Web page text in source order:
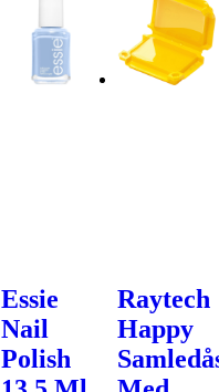
Essie
Nail
Polish
Raytech
Happy